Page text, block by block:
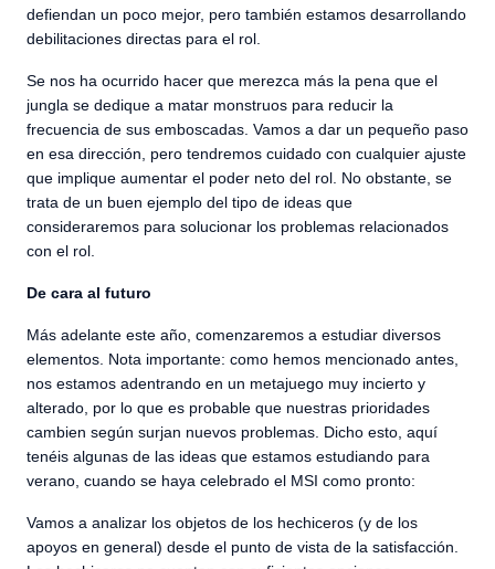
defiendan un poco mejor, pero también estamos desarrollando
debilitaciones directas para el rol.
Se nos ha ocurrido hacer que merezca más la pena que el
jungla se dedique a matar monstruos para reducir la
frecuencia de sus emboscadas. Vamos a dar un pequeño paso
en esa dirección, pero tendremos cuidado con cualquier ajuste
que implique aumentar el poder neto del rol. No obstante, se
trata de un buen ejemplo del tipo de ideas que
consideraremos para solucionar los problemas relacionados
con el rol.
De cara al futuro
Más adelante este año, comenzaremos a estudiar diversos
elementos. Nota importante: como hemos mencionado antes,
nos estamos adentrando en un metajuego muy incierto y
alterado, por lo que es probable que nuestras prioridades
cambien según surjan nuevos problemas. Dicho esto, aquí
tenéis algunas de las ideas que estamos estudiando para
verano, cuando se haya celebrado el MSI como pronto:
Vamos a analizar los objetos de los hechiceros (y de los
apoyos en general) desde el punto de vista de la satisfacción.